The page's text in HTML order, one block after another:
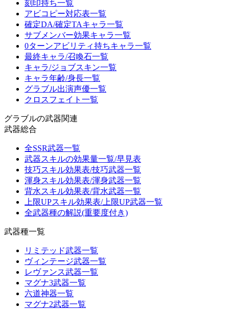
刻印持ち一覧
アビコピー対応表一覧
確定DA/確定TAキャラ一覧
サブメンバー効果キャラ一覧
0ターンアビリティ持ちキャラ一覧
最終キャラ/召喚石一覧
キャラ/ジョブスキン一覧
キャラ年齢/身長一覧
グラブル出演声優一覧
クロスフェイト一覧
グラブルの武器関連
武器総合
全SSR武器一覧
武器スキルの効果量一覧/早見表
技巧スキル効果表/技巧武器一覧
渾身スキル効果表/渾身武器一覧
背水スキル効果表/背水武器一覧
上限UPスキル効果表/上限UP武器一覧
全武器種の解説(重要度付き)
武器種一覧
リミテッド武器一覧
ヴィンテージ武器一覧
レヴァンス武器一覧
マグナ3武器一覧
六道神器一覧
マグナ2武器一覧